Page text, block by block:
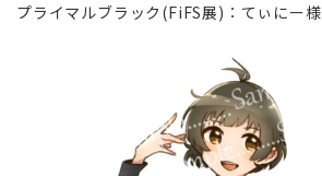
プライマルブラック(FiFS展)∶てぃにー様